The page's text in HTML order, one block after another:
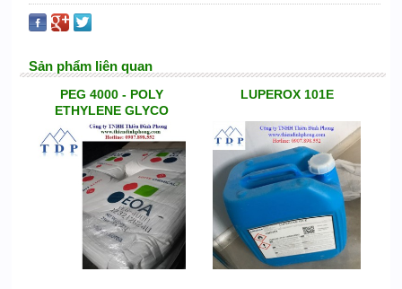
Sản phẩm liên quan
PEG 4000 - POLY
ETHYLENE GLYCO
LUPEROX 101E